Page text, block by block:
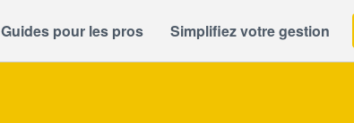
Guides pour les pros Simplifiez votre gestion